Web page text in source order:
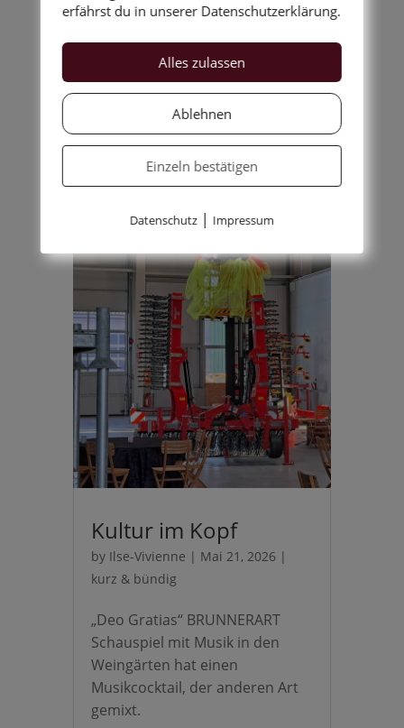
Theaterwesen sind das
Bühnenbild in der Inszenierung
von dem Eroberer meines
Herzens.
Kultur im Kopf
by Ilse-Vivienne | Mai 21, 2026 |
kurz & bündig
„Deo Gratias“ BRUNNERART
Schauspiel mit Musik in den
Weingärten hat einen
Musikcocktail, der anderen Art
gemixt.
erfährst du in unserer Datenschutzerklärung.
Alles zulassen
Ablehnen
Einzeln bestätigen
Datenschutz| Impressum